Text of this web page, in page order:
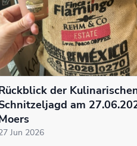
der
am
Jun 2026